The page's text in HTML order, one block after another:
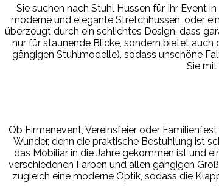
Sie suchen nach Stuhl Hussen für Ihr Event
moderne und elegante Stretchhussen, oder
überzeugt durch ein schlichtes Design, dass
nur für staunende Blicke, sondern bietet
gängigen Stuhlmodelle), sodass unschöne
Sie
Ob Firmenevent, Vereinsfeier oder
Wunder, denn die praktische Bestuhlung ist
das Mobiliar in die Jahre gekommen ist und
verschiedenen Farben und allen gängigen
zugleich eine moderne Optik, sodass die